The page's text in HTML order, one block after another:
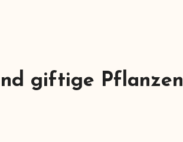
giftige Pflanzen